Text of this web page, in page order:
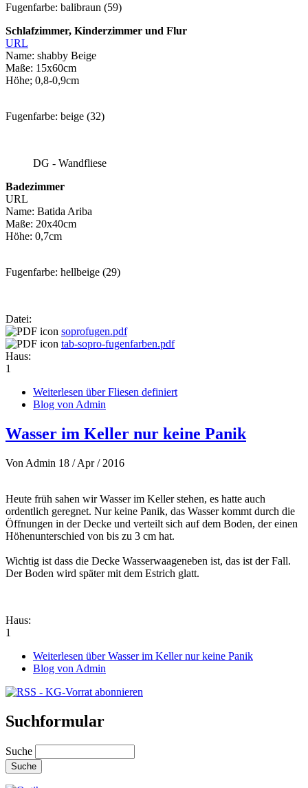
Fugenfarbe: balibraun (59)
Schlafzimmer, Kinderzimmer und Flur
URL
Name: shabby Beige
Maße: 15x60cm
Höhe; 0,8-0,9cm
Fugenfarbe: beige (32)
DG - Wandfliese
Badezimmer
URL
Name: Batida Ariba
Maße: 20x40cm
Höhe: 0,7cm
Fugenfarbe: hellbeige (29)
Datei:
soprofugen.pdf
tab-sopro-fugenfarben.pdf
Haus:
1
Weiterlesen über Fliesen definiert
Blog von Admin
Wasser im Keller nur keine Panik
Von Admin 18 / Apr / 2016
Heute früh sahen wir Wasser im Keller stehen, es hatte auch
ordentlich geregnet. Nur keine Panik, das Wasser kommt durch die
Öffnungen in der Decke und verteilt sich auf dem Boden, der einen
Höhenunterschied von bis zu 3 cm hat.
Wichtig ist dass die Decke Wasserwaageneben ist, das ist der Fall.
Der Boden wird später mit dem Estrich glatt.
Haus:
1
Weiterlesen über Wasser im Keller nur keine Panik
Blog von Admin
Suchformular
Suche